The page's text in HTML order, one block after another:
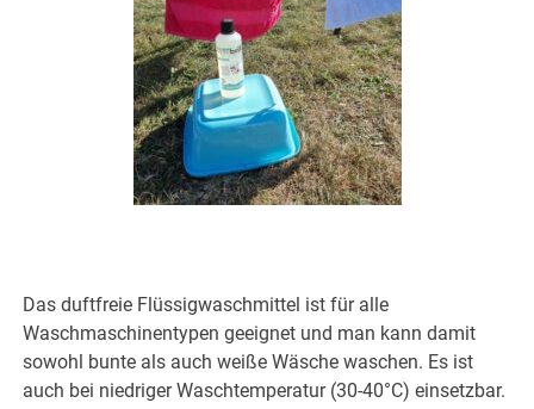
Das duftfreie Flüssigwaschmittel ist für alle
Waschmaschinentypen geeignet und man kann damit
sowohl bunte als auch weiße Wäsche waschen. Es ist
auch bei niedriger Waschtemperatur (30-40°C) einsetzbar.